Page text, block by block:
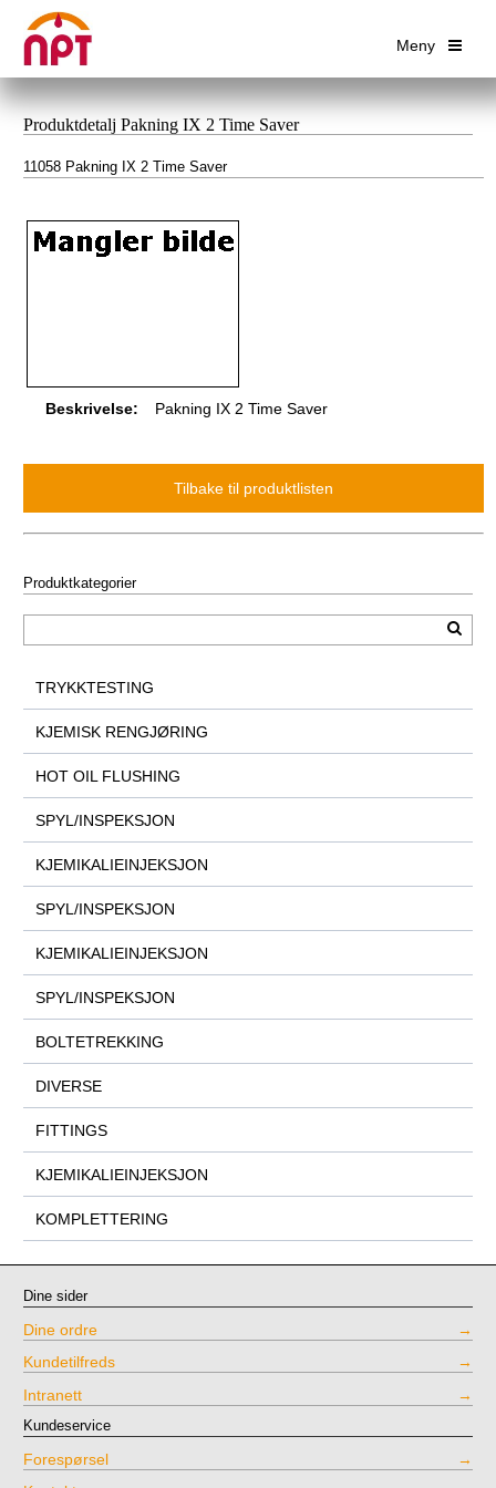
Meny
Produktdetalj Pakning IX 2 Time Saver
11058 Pakning IX 2 Time Saver
Beskrivelse: Pakning IX 2 Time Saver
Produktkategorier
TRYKKTESTING
KJEMISK RENGJØRING
HOT OIL FLUSHING
SPYL/INSPEKSJON
KJEMIKALIEINJEKSJON
SPYL/INSPEKSJON
KJEMIKALIEINJEKSJON
SPYL/INSPEKSJON
BOLTETREKKING
DIVERSE
FITTINGS
KJEMIKALIEINJEKSJON
KOMPLETTERING
Dine sider
Dine ordre
Kundetilfreds
Intranett
Kundeservice
Forespørsel